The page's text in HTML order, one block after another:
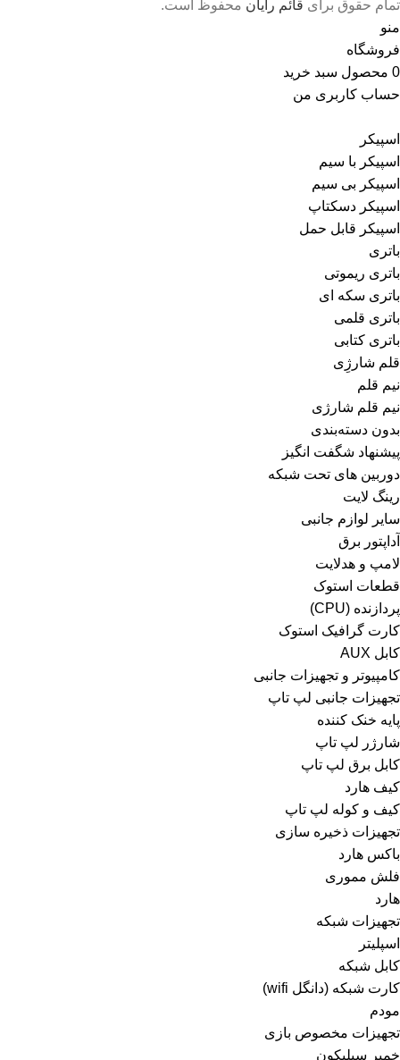
تمام حقوق برای قائم رایان محفوظ است.
منو
فروشگاه
0 محصول سبد خرید
حساب کاربری من
اسپیکر
اسپیکر با سیم
اسپیکر بی سیم
اسپیکر دسکتاپ
اسپیکر قابل حمل
باتری
باتری ریموتی
باتری سکه ای
باتری قلمی
باتری کتابی
قلم شارژِی
نیم قلم
نیم قلم شارژی
بدون دسته‌بندی
پیشنهاد شگفت انگیز
دوربین های تحت شبکه
رینگ لایت
سایر لوازم جانبی
آداپتور برق
لامپ و هدلایت
قطعات استوک
پردازنده (CPU)
کارت گرافیک استوک
کابل AUX
کامپیوتر و تجهیزات جانبی
تجهیزات جانبی لپ تاپ
پایه خنک کننده
شارژر لپ تاپ
کابل برق لپ تاپ
کیف هارد
کیف و کوله لپ تاپ
تجهیزات ذخیره سازی
باکس هارد
فلش مموری
هارد
تجهیزات شبکه
اسپلیتر
کابل شبکه
کارت شبکه (دانگل wifi)
مودم
تجهیزات مخصوص بازی
خمیر سیلیکون